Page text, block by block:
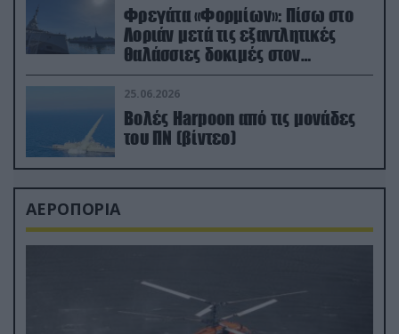
Φρεγάτα «Φορμίων»: Πίσω στο
Λοριάν μετά τις εξαντλητικές
θαλάσσιες δοκιμές στον
απαιτητικό Βισκαϊκό
25.06.2026
Βολές Harpoon από τις μονάδες
του ΠΝ (βίντεο)
ΑΕΡΟΠΟΡΙΑ